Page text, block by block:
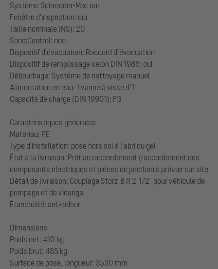
Système Schredder-Mix: oui
Fenêtre d'inspection: oui
Taille nominale (NS): 20
SonicControl: non
Dispositif d'évacuation: Raccord d’évacuation
Dispositif de remplissage selon DIN 1988: oui
Débourbage: Système de nettoyage manuel
Alimentation en eau: 1 vanne à visse d’1"
Capacité de charge (DIN 19901): F3
Caractéristiques générales
Matériau: PE
Type d'installation: pose hors sol à l'abri du gel
État à la livraison: Prêt au raccordement (raccordement des
composants électriques et pièces de jonction à prévoir sur site
Détail de livraison: Couplage Storz-B R 2-1/2" pour véhicule de
pompage et de vidange
Étanchéité: anti-odeur
Dimensions
Poids net: 410 kg
Poids brut: 485 kg
Surface de pose, longueur: 3530 mm